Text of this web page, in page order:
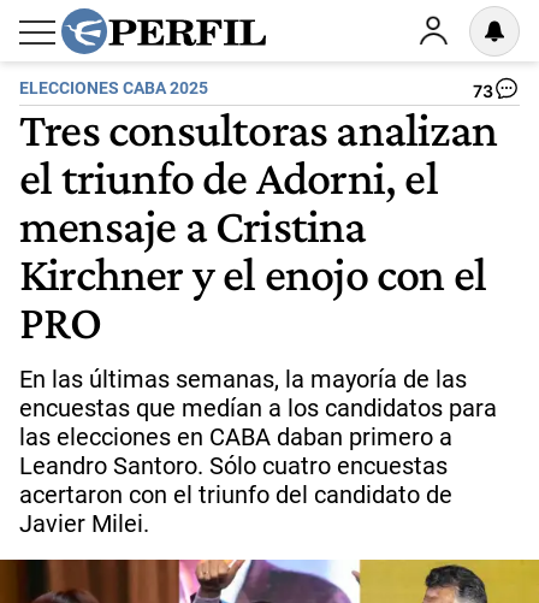
ELECCIONES CABA 2025 73
Tres consultoras analizan
el triunfo de Adorni, el
mensaje a Cristina
Kirchner y el enojo con el
PRO
En las últimas semanas, la mayoría de las
encuestas que medían a los candidatos para
las elecciones en CABA daban primero a
Leandro Santoro. Sólo cuatro encuestas
acertaron con el triunfo del candidato de
Javier Milei.